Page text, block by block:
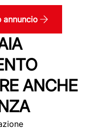
annuncio
ANCHE